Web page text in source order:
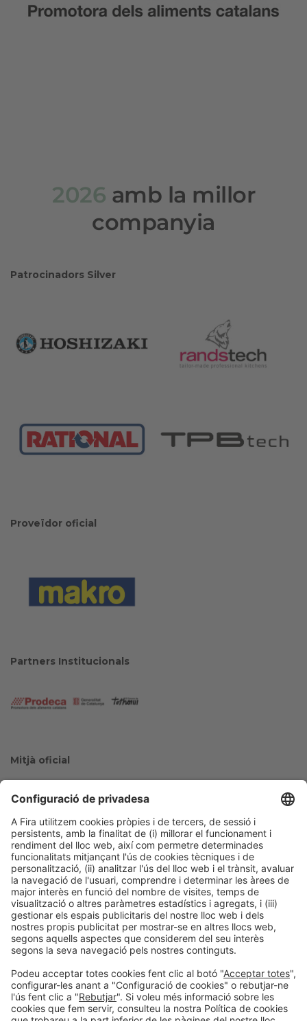
2026 amb la millor
companyia
Patrocinadors Silver
Proveïdor oficial
Partners Institucionals
Mitjà oficial
Col·laboradors